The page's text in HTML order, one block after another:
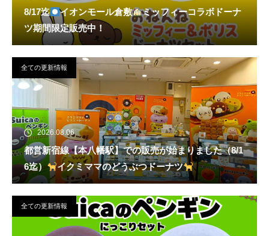
8/17迄 イオンモール倉敷
ミッフィーコラボドーナ
ツ期間限定販売中！
全ての更新情報
2026.08.06
都営新宿線【本八幡駅】での販売が始まりました（8/1
6迄）
イクミママのどうぶつドーナツ
全ての更新情報